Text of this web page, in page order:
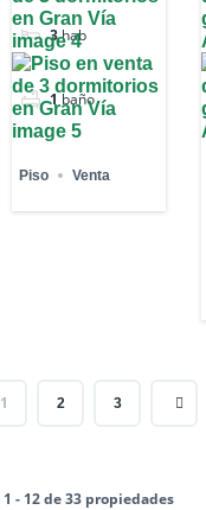
3hab
1baño
Piso Venta
1 2 3
1 - 12 de 33 propiedades